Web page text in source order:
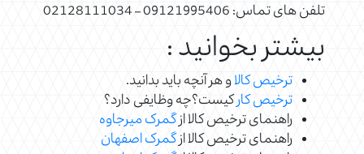
تلفن های تماس: 09121995406 – 02128111034
بیشتر بخوانید :
ترخیص کالاو هر آنچه باید بدانید.
ترخیص کارکیست؟چه وظایفی دارد؟
راهنمای ترخیص کالا ازگمرک میرجاوه
راهنمای ترخیص کالا ازگمرک اصفهان